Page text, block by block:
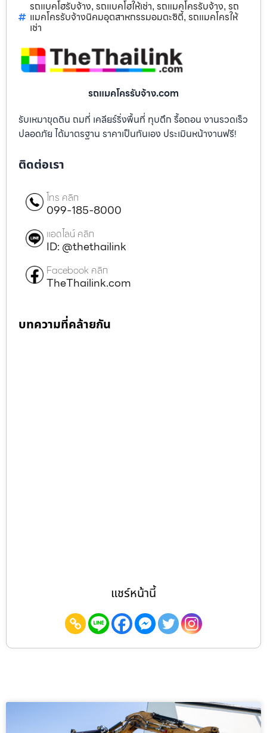
รถแบคโฮรับจ้าง, รถแบคโฮให้เช่า, รถแมคโครรับจ้าง, รถ
แมคโครรับจ้างนิคมอุตสาหกรรมอมตะซิตี้, รถแมคโครให้
เช่า
รถแมคโครรับจ้าง.com
รับเหมาขุดดิน ถมที่ เคลียร์ริ่งพื้นที่ ทุบตึก รื้อถอน งานรวดเร็ว
ปลอดภัย ได้มาตรฐาน ราคาเป็นกันเอง ประเมินหน้างานฟรี!
ติดต่อเรา
โทร คลิก
099-185-8000
แอดไลน์ คลิก
ID: @thethailink
Facebook คลิก
TheThailink.com
บทความที่คล้ายกัน
แชร์หน้านี้